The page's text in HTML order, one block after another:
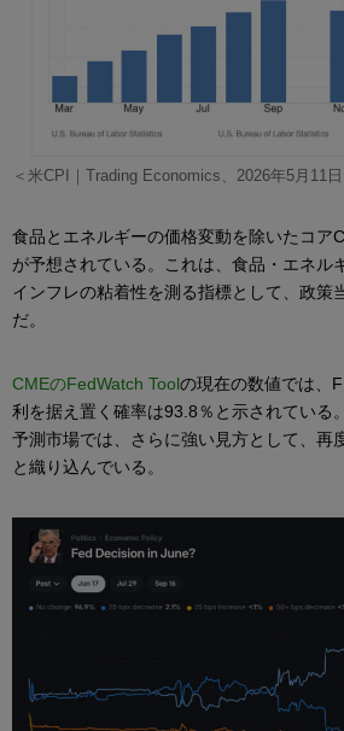
＜米CPI｜Trading Economics、2026年5月11日
食品とエネルギーの価格変動を除いたコア
が予想されている。これは、食品・エネル
インフレの粘着性を測る指標として、政策
だ。
CMEのFedWatch Toolの現在の数値では、
利を据え置く確率は93.8％と示されている
予測市場では、さらに強い見方として、再
と織り込んでいる。